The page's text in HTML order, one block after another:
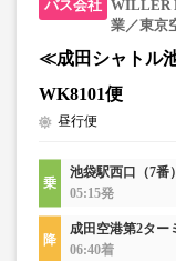
WILLER
業／東京
≪成田シャトル
WK8101便
昼行便
池袋駅西口（7番）
05:15発
成田空港第2ター
06:40着